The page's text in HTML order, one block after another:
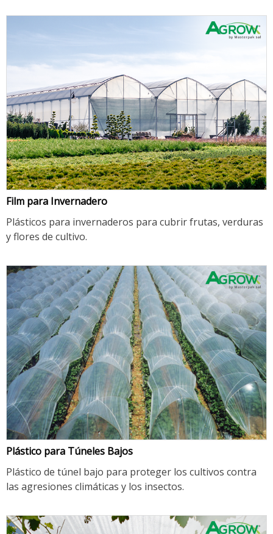
Film para Invernadero
Plásticos para invernaderos para cubrir frutas, verduras
y flores de cultivo.
Plástico para Túneles Bajos
Plástico de túnel bajo para proteger los cultivos contra
las agresiones climáticas y los insectos.